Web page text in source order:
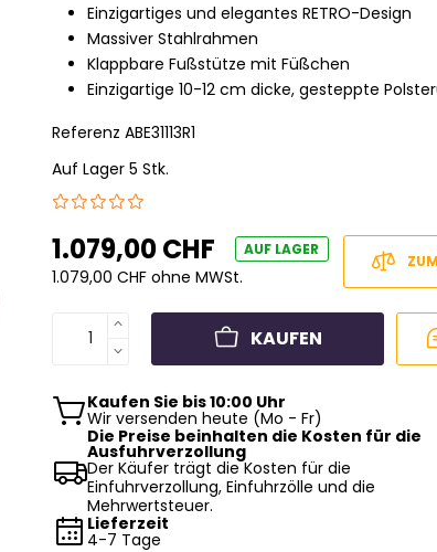
Einzigartiges und elegantes RETRO-Design
Massiver Stahlrahmen
Klappbare Fußstütze mit Füßchen
Einzigartige 10-12 cm dicke, gesteppte
Referenz ABE31113R1
Auf Lager 5 Stk.
1.079,00 CHF AUF LAGER
1.079,00 CHF ohne MWSt.
KAUFEN
Kaufen Sie bis 10:00 Uhr
Wir versenden heute (Mo - Fr)
Die Preise beinhalten die Kosten für die
Ausfuhrverzollung
Der Käufer trägt die Kosten für die
Einfuhrverzollung, Einfuhrzölle und die
Mehrwertsteuer.
Lieferzeit
4-7 Tage